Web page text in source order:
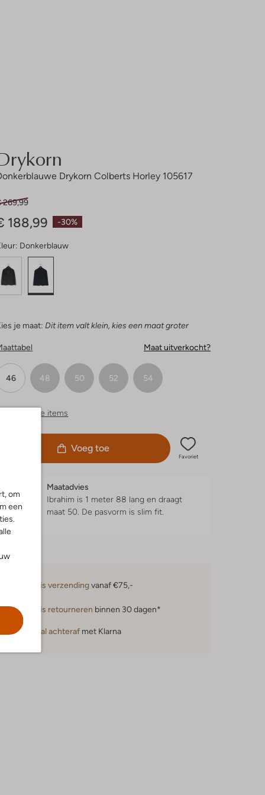
om
een
Drykorn Colberts Horley 105617
-30%
269,99
188,99
Donkerblauw
je maat: Dit item valt klein, kies een maat groter
Maat uitverkocht?
46 48 50 52 54
items
Voeg toe
Favoriet
Maatadvies
Ibrahim is 1 meter 88 lang en draagt
maat 50. De pasvorm is slim fit.
Gratis verzendingvanaf €75,-
Gratis retourneren binnen 30 dagen*
Betaal achteraf met Klarna